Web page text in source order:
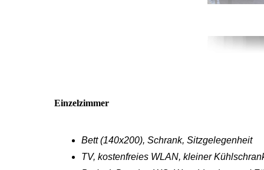
Einzelzimmer
Bett (140x200), Schrank, Sitzgelegenheit
TV, kostenfreies WLAN, kleiner